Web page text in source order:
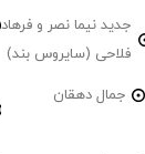
جدید نیما نصر و فرهاد
فلاحی (سایروس بند)
جمال دهقان